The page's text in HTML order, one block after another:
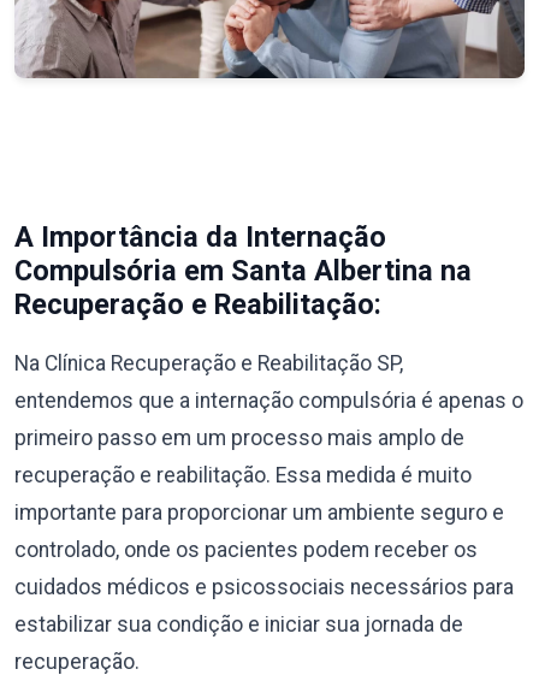
A Importância da Internação
Compulsória em Santa Albertina na
Recuperação e Reabilitação:
Na Clínica Recuperação e Reabilitação SP,
entendemos que a internação compulsória é apenas o
primeiro passo em um processo mais amplo de
recuperação e reabilitação. Essa medida é muito
importante para proporcionar um ambiente seguro e
controlado, onde os pacientes podem receber os
cuidados médicos e psicossociais necessários para
estabilizar sua condição e iniciar sua jornada de
recuperação.